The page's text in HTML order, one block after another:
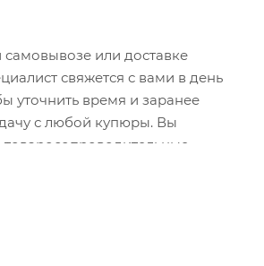
или доставке
свяжется с вами в день
уточнить время и заранее
с любой купюры. Вы
денежные средства,